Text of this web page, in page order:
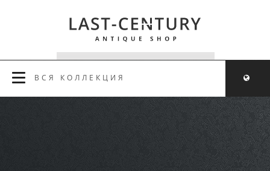
ВСЯ КОЛЛЕКЦИЯ